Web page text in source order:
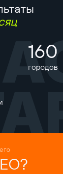
160
городов